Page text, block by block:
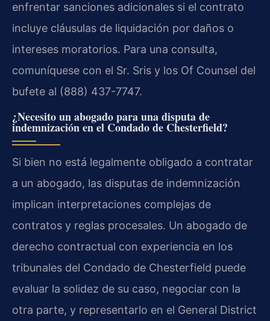
enfrentar sanciones adicionales si el contrato
incluye cláusulas de liquidación por daños o
intereses moratorios. Para una consulta,
comuníquese con el Sr. Sris y los Of Counsel del
bufete al (888) 437-7747.
¿Necesito un abogado para una disputa de
indemnización en el Condado de Chesterfield?
Si bien no está legalmente obligado a contratar
a un abogado, las disputas de indemnización
implican interpretaciones complejas de
contratos y reglas procesales. Un abogado de
derecho contractual con experiencia en los
tribunales del Condado de Chesterfield puede
evaluar la solidez de su caso, negociar con la
otra parte, y representarlo en el General District